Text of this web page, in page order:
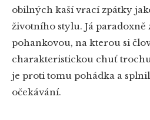
obilných kaší vrací zpátky
životního stylu. Já paradoxně
pohankovou, na kterou si
charakteristickou chuť
je proti tomu pohádka a
očekávání.